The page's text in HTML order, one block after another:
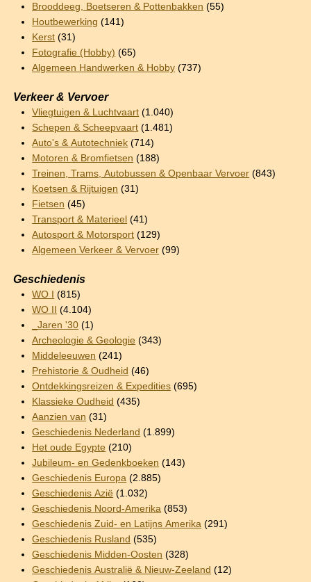
Brooddeeg, Boetseren & Pottenbakken (55)
Houtbewerking (141)
Kerst (31)
Fotografie (Hobby) (65)
Algemeen Handwerken & Hobby (737)
Verkeer & Vervoer
Vliegtuigen & Luchtvaart (1.040)
Schepen & Scheepvaart (1.481)
Auto's & Autotechniek (714)
Motoren & Bromfietsen (188)
Treinen, Trams, Autobussen & Openbaar Vervoer (843)
Koetsen & Rijtuigen (31)
Fietsen (45)
Transport & Materieel (41)
Autosport & Motorsport (129)
Algemeen Verkeer & Vervoer (99)
Geschiedenis
WO I (815)
WO II (4.104)
_Jaren '30 (1)
Archeologie & Geologie (343)
Middeleeuwen (241)
Prehistorie & Oudheid (46)
Ontdekkingsreizen & Expedities (695)
Klassieke Oudheid (435)
Aanzien van (31)
Geschiedenis Nederland (1.899)
Het oude Egypte (210)
Jubileum- en Gedenkboeken (143)
Geschiedenis Europa (2.885)
Geschiedenis Azië (1.032)
Geschiedenis Noord-Amerika (853)
Geschiedenis Zuid- en Latijns Amerika (291)
Geschiedenis Rusland (535)
Geschiedenis Midden-Oosten (328)
Geschiedenis Australië & Nieuw-Zeeland (12)